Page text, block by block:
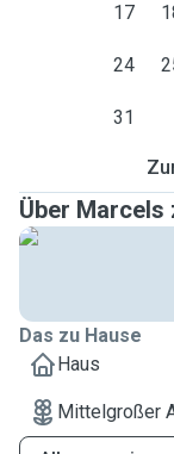
17
24
31
Über Marcels
Das zu Hause
Haus
Mittelgroßer